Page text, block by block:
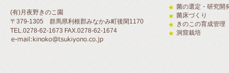
(有)月夜野きのこ園
〒379-1305 群馬県利根郡みなかみ町後閑1170
TEL.0278-62-1673 FAX.0278-62-1674
菌の選定・研究開
菌床づくり
きのこの育成管理
洞窟栽培